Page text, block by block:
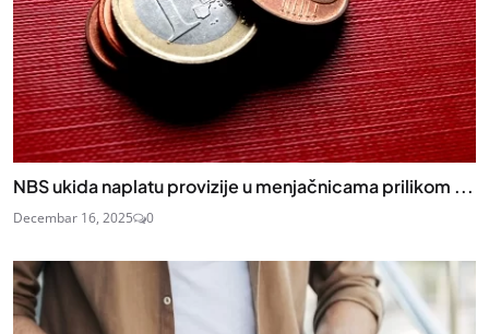
NBS ukida naplatu provizije u menjačnicama prilikom ...
Decembar 16, 2025 0